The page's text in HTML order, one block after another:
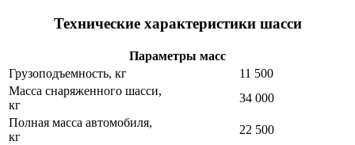
Технические характеристики шасси
Параметры масс
Грузоподъемность, кг
11 500
Масса снаряженного шасси,
кг
34 000
Полная масса автомобиля,
кг
22 500